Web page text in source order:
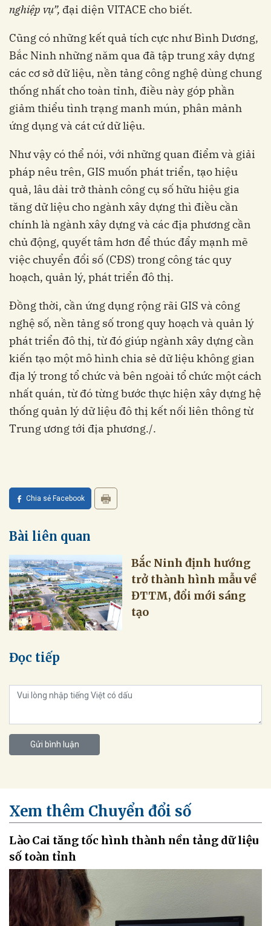
nghiệp vụ”, đại diện VITACE cho biết.
Cũng có những kết quả tích cực như Bình Dương,
Bắc Ninh những năm qua đã tập trung xây dựng
các cơ sở dữ liệu, nền tảng công nghệ dùng chung
thống nhất cho toàn tỉnh, điều này góp phần
giảm thiểu tình trạng manh mún, phân mảnh
ứng dụng và cát cứ dữ liệu.
Như vậy có thể nói, với những quan điểm và giải
pháp nêu trên, GIS muốn phát triển, tạo hiệu
quả, lâu dài trở thành công cụ số hữu hiệu gia
tăng dữ liệu cho ngành xây dựng thì điều cần
chính là ngành xây dựng và các địa phương cần
chủ động, quyết tâm hơn để thúc đẩy mạnh mẽ
việc chuyển đổi số (CĐS) trong công tác quy
hoạch, quản lý, phát triển đô thị.
Đồng thời, cần ứng dụng rộng rãi GIS và công
nghệ số, nền tảng số trong quy hoạch và quản lý
phát triển đô thị, từ đó giúp ngành xây dựng cần
kiến tạo một mô hình chia sẻ dữ liệu không gian
địa lý trong tổ chức và bên ngoài tổ chức một cách
nhất quán, từ đó từng bước thực hiện xây dựng hệ
thống quản lý dữ liệu đô thị kết nối liên thông từ
Trung ương tới địa phương./.
Chia sẻ Facebook
Bài liên quan
Bắc Ninh định hướng
trở thành hình mẫu về
ĐTTM, đổi mới sáng
tạo
Đọc tiếp
Gửi bình luận
Xem thêm Chuyển đổi số
Lào Cai tăng tốc hình thành nền tảng dữ liệu
số toàn tỉnh